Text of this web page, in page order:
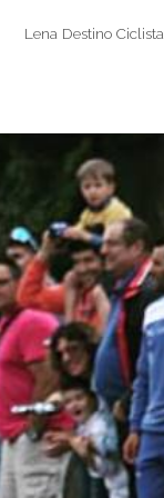
Lena Destino Ciclista